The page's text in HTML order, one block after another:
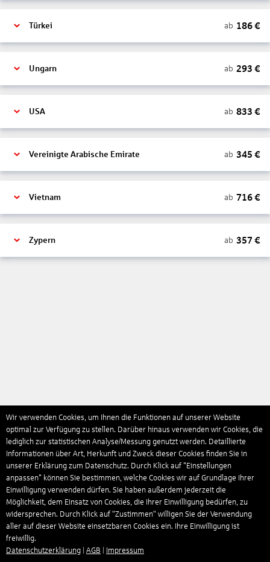
Türkei ab 186€
Ungarn ab 293 €
USA ab 833 €
Vereinigte Arabische Emirate ab 345 €
Vietnam ab 716€
Zypern ab 357 €
Wir verwenden Cookies, um Ihnen die Funktionen auf unserer Website
optimal zur Verfügung zu stellen. Darüber hinaus verwenden wir Cookies, die
lediglich zur statistischen Analyse/Messung genutzt werden. Detaillierte
Informationen über Art, Herkunft und Zweck dieser Cookies finden Sie in
unserer Erklärung zum Datenschutz. Durch Klick auf "Einstellungen
anpassen" können Sie bestimmen, welche Cookies wir auf Grundlage Ihrer
Einwilligung verwenden dürfen. Sie haben außerdem jederzeit die
Möglichkeit, dem Einsatz von Cookies, die Ihrer Einwilligung bedürfen, zu
widersprechen. Durch Klick auf “Zustimmen“ willigen Sie der Verwendung
aller auf dieser Website einsetzbaren Cookies ein. Ihre Einwilligung ist
freiwillig.
Datenschutzerklärung
AGB Impressum